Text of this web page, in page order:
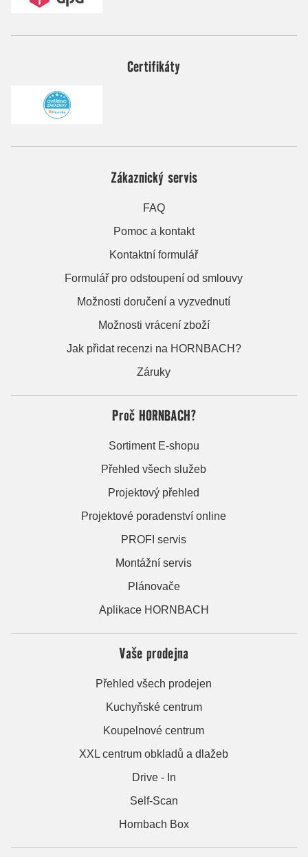
Certifikáty
Zákaznický servis
FAQ
Pomoc a kontakt
Kontaktní formulář
Formulář pro odstoupení od smlouvy
Možnosti doručení a vyzvednutí
Možnosti vrácení zboží
Jak přidat recenzi na HORNBACH?
Záruky
Proč HORNBACH?
Sortiment E-shopu
Přehled všech služeb
Projektový přehled
Projektové poradenství online
PROFI servis
Montážní servis
Plánovače
Aplikace HORNBACH
Vaše prodejna
Přehled všech prodejen
Kuchyňské centrum
Koupelnové centrum
XXL centrum obkladů a dlažeb
Drive - In
Self-Scan
Hornbach Box